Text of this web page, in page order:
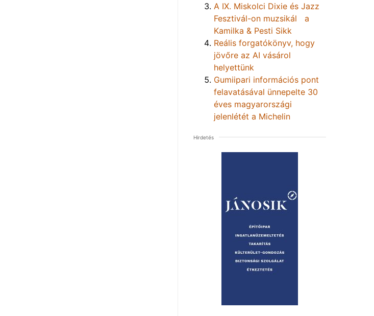
A IX. Miskolci Dixie és Jazz
Fesztivál-on muzsikál a
Kamilka & Pesti Sikk
Reális forgatókönyv, hogy
jövőre az AI vásárol
helyettünk
Gumiipari információs pont
felavatásával ünnepelte 30
éves magyarországi
jelenlétét a Michelin
Hirdetés